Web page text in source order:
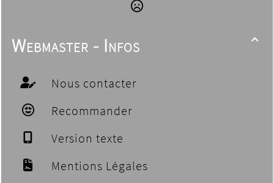

Webmaster - Infos
Nous contacter
Recommander
Version texte
Mentions Légales